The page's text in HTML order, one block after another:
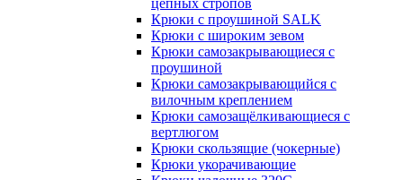
цепных стропов
Крюки с проушиной SALK
Крюки с широким зевом
Крюки самозакрывающиеся с
проушиной
Крюки самозакрывающийся с
вилочным креплением
Крюки самозащёлкивающиеся с
вертлюгом
Крюки скользящие (чокерные)
Крюки укорачивающие